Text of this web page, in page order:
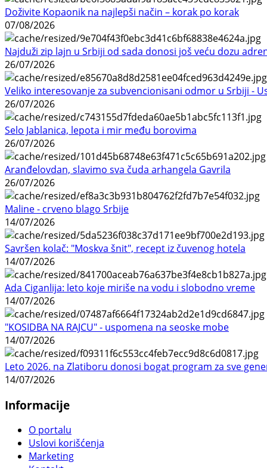
Doživite Kopaonik na najlepši način – korak po korak
07/08/2026
Najduži zip lajn u Srbiji od sada donosi još veću dozu
26/07/2026
Veliko interesovanje za subvencionisani odmor u Srbiji -
26/07/2026
Selo Jablanica, lepota i mir među borovima
26/07/2026
Aranđelovdan, slavimo sva čuda arhangela Gavrila
26/07/2026
Maline - crveno blago Srbije
14/07/2026
Savršen kolač: "Moskva šnit", recept iz čuvenog hotela
14/07/2026
Ada Ciganlija: leto koje miriše na vodu i slobodno vreme
14/07/2026
"KOSIDBA NA RAJCU" - uspomena na seoske mobe
14/07/2026
Leto 2026. na Zlatiboru donosi bogat program za sve
14/07/2026
Informacije
O portalu
Uslovi korišćenja
Marketing